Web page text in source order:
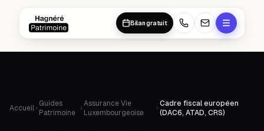
Bilan gratuit
Accueil Guides
Patrimoine
Assurance Vie
Luxembourgeoise
Cadre fiscal européen
(DAC6, ATAD, CRS)